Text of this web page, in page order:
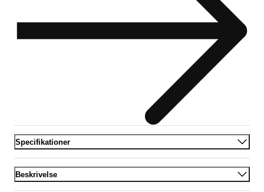
Specifikationer
Beskrivelse